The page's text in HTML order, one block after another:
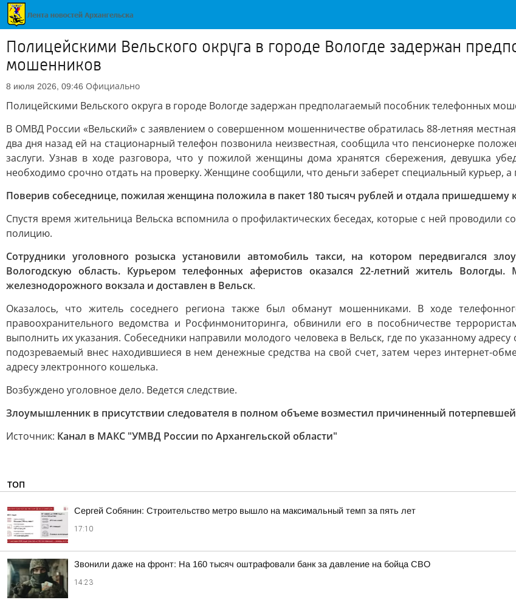
Полицейскими Вельского округа в городе Вологде задержан
мошенников
8 июля 2026, 09:46 Официально
Полицейскими Вельского округа в городе Вологде задержан предполагаемый пособник телефонных
В ОМВД России «Вельский» с заявлением о совершенном мошенничестве обратилась 88-летняя
два дня назад ей на стационарный телефон позвонила неизвестная, сообщила что пенсионерке
заслуги. Узнав в ходе разговора, что у пожилой женщины дома хранятся сбережения, девушка
необходимо срочно отдать на проверку. Женщине сообщили, что деньги заберет специальный курьер,
Поверив собеседнице, пожилая женщина положила в пакет 180 тысяч рублей и отдала пришедшему
Спустя время жительница Вельска вспомнила о профилактических беседах, которые с ней проводили
полицию.
Сотрудники уголовного розыска установили автомобиль такси, на котором передвигался
Вологодскую область. Курьером телефонных аферистов оказался 22-летний житель
железнодорожного вокзала и доставлен в Вельск.
Оказалось, что житель соседнего региона также был обманут мошенниками. В ходе
правоохранительного ведомства и Росфинмониторинга, обвинили его в пособничестве
выполнить их указания. Собеседники направили молодого человека в Вельск, где по указанному
подозреваемый внес находившиеся в нем денежные средства на свой счет, затем через интернет-
адресу электронного кошелька.
Возбуждено уголовное дело. Ведется следствие.
Злоумышленник в присутствии следователя в полном объеме возместил причиненный
Источник: Канал в МАКС "УМВД России по Архангельскoй oбласти"
ТОП
Сергей Собянин: Строительство метро вышло на максимальный темп за пять лет
17:10
Звонили даже на фронт: На 160 тысяч оштрафовали банк за давление на бойца СВО
14:23